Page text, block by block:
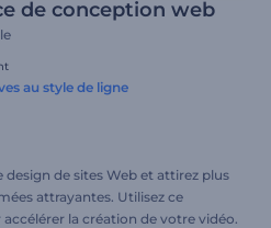
de conception web
au style de ligne
de sites Web et attirez plus
attrayantes. Utilisez ce
la création de votre vidéo.